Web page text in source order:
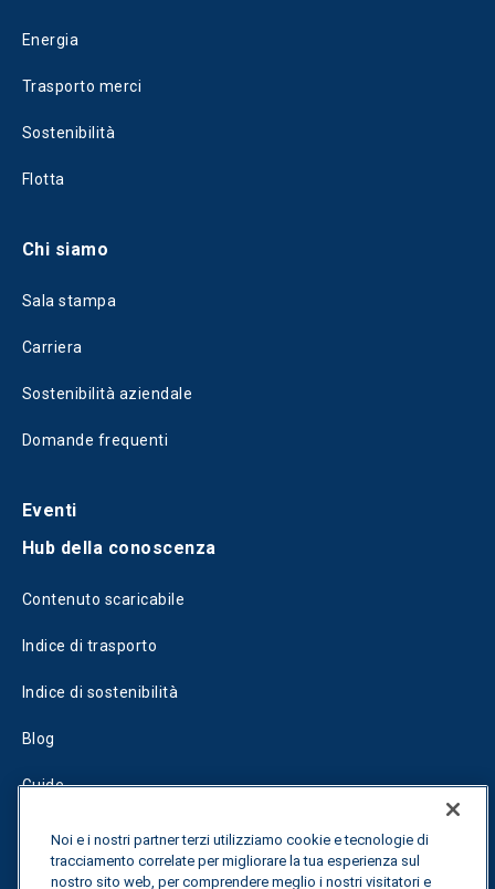
Energia
Trasporto merci
Sostenibilità
Flotta
Chi siamo
Sala stampa
Carriera
Sostenibilità aziendale
Domande frequenti
Eventi
Hub della conoscenza
Contenuto scaricabile
Indice di trasporto
Indice di sostenibilità
Blog
Guide
Fuel Savings Calculator
Calcolatore di ottimizzazione dei trasporti
Noi e i nostri partner terzi utilizziamo cookie e tecnologie di
tracciamento correlate per migliorare la tua esperienza sul
nostro sito web, per comprendere meglio i nostri visitatori e